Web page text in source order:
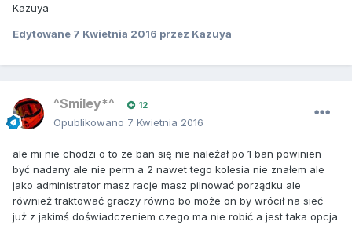
Kazuya
Edytowane 7 Kwietnia 2016 przez Kazuya
^Smiley*^ 12
Opublikowano 7 Kwietnia 2016
ale mi nie chodzi o to ze ban się nie należał po 1 ban powinien
być nadany ale nie perm a 2 nawet tego kolesia nie znałem ale
jako administrator masz racje masz pilnować porządku ale
również traktować graczy równo bo może on by wrócił na sieć
już z jakimś doświadczeniem czego ma nie robić a jest taka opcja